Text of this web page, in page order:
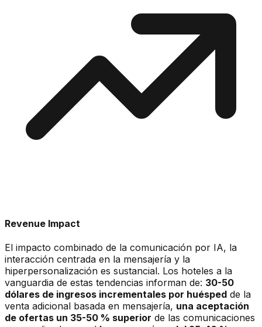
Revenue Impact
El impacto combinado de la comunicación por IA, la
interacción centrada en la mensajería y la
hiperpersonalización es sustancial. Los hoteles a la
vanguardia de estas tendencias informan de: 30-50
dólares de ingresos incrementales por huésped de la
venta adicional basada en mensajería, una aceptación
de ofertas un 35-50 % superior de las comunicaciones